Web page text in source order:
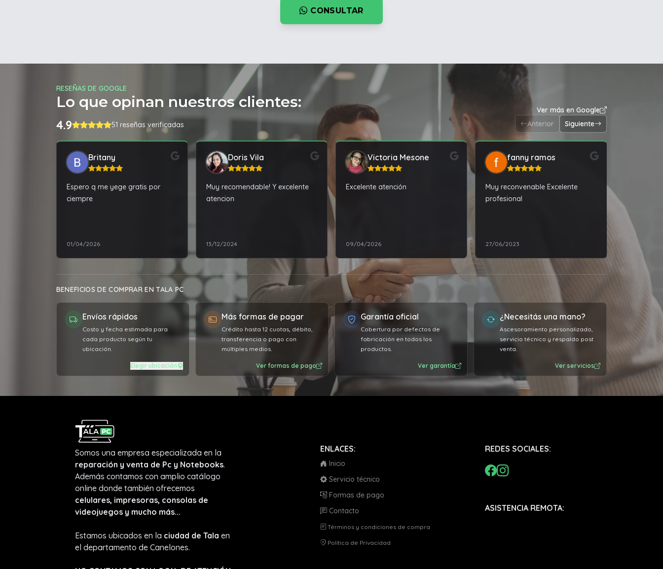
CONSULTAR
RESEÑAS DE GOOGLE
Lo que opinan nuestros clientes:
4.9 51 reseñas verificadas
Ver más en Google
Anterior
Siguiente
Britany
Espero q me yege gratis por
ciempre
01/04/2026
Doris Vila
Muy recomendable! Y excelente
atencion
13/12/2024
Victoria Mesone
Excelente atención
09/04/2026
fanny ramos
Muy reconvenable Excelente
profesional
27/06/2023
vendedor
20/07/2024
BENEFICIOS DE COMPRAR EN TALA PC
Envíos rápidos
Costo y fecha estimada para
cada producto según tu
ubicación.
Elegir ubicación
Más formas de pagar
Crédito hasta 12 cuotas, débito,
transferencia o pago con
múltiples medios.
Ver formas de pago
Garantía oficial
Cobertura por defectos de
fabricación en todos los
productos.
Ver garantía
¿Necesitás una mano?
Ascesoramiento personalizado,
servicio técnico y respaldo post
venta.
Ver servicios
Somos una empresa especializada en la
reparación y venta de Pc y Notebooks.
Además contamos con amplio catálogo
online donde también ofrecemos
celulares, impresoras, consolas de
videojuegos y mucho más...
Estamos ubicados en la ciudad de Tala en
el departamento de Canelones.
ENLACES:
Inicio
Servicio técnico
Formas de pago
Contacto
Términos y condiciones de compra
Política de Privacidad
REDES SOCIALES:
ASISTENCIA REMOTA: